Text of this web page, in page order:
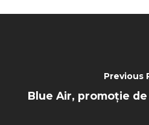
Previous
Blue Air, promoție de